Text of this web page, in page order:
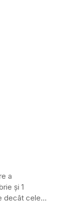
a
şi 1
decât cele